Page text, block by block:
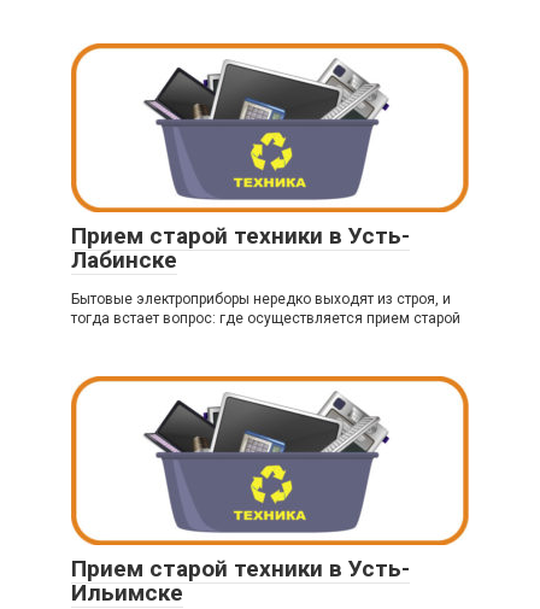
Прием старой техники в Усть-
Лабинске
Бытовые электроприборы нередко выходят из строя, и
тогда встает вопрос: где осуществляется прием старой
Прием старой техники в Усть-
Ильимске